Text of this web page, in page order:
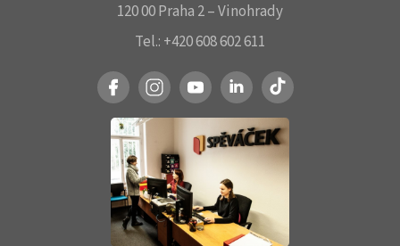
120 00 Praha 2 – Vinohrady
Tel.: +420 608 602 611